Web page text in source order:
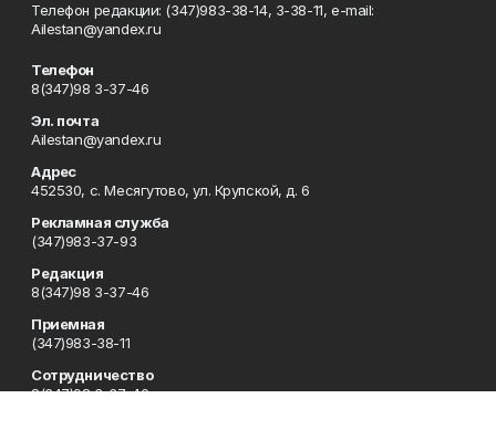
Телефон редакции: (347)983-38-14, 3-38-11, e-mail:
Ailestan@yandex.ru
Телефон
8(347)98 3-37-46
Эл. почта
Ailestan@yandex.ru
Адрес
452530, с. Месягутово, ул. Крупской, д. 6
Рекламная служба
(347)983-37-93
Редакция
8(347)98 3-37-46
Приемная
(347)983-38-11
Сотрудничество
8(347)98 3-37-46